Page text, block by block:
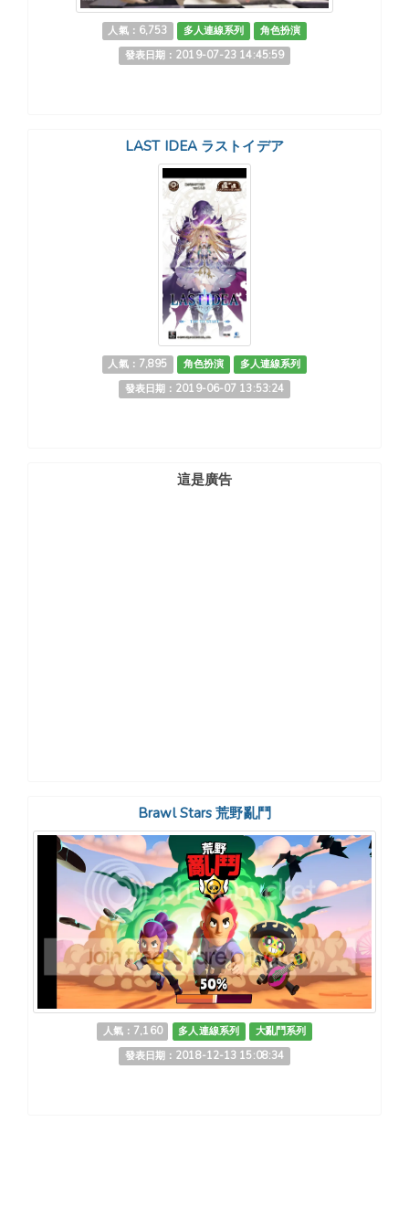
人氣：6,753 多人連線系列
角色扮演
發表日期：2019-07-23 14:45:59
LAST IDEA ラストイデア
人氣：7,895 角色扮演
多人連線系列
發表日期：2019-06-07 13:53:24
這是廣告
Brawl Stars 荒野亂鬥
人氣：7,160 多人連線系列
大亂鬥系列
發表日期：2018-12-13 15:08:34